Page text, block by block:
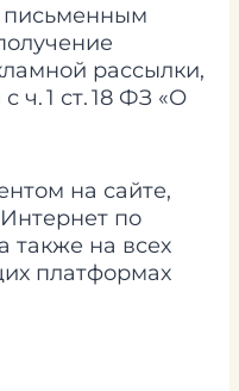
письменным
рассылки,
ч. 1 ст. 18 ФЗ «О
на сайте,
по
также на всех
платформах